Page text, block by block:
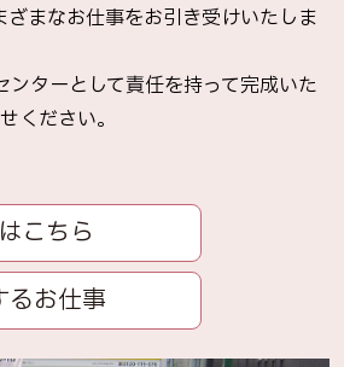
ざまなお仕事をお引き受けいたしま
ンターとして責任を持って完成いた
ください｡
こちら
るお仕事